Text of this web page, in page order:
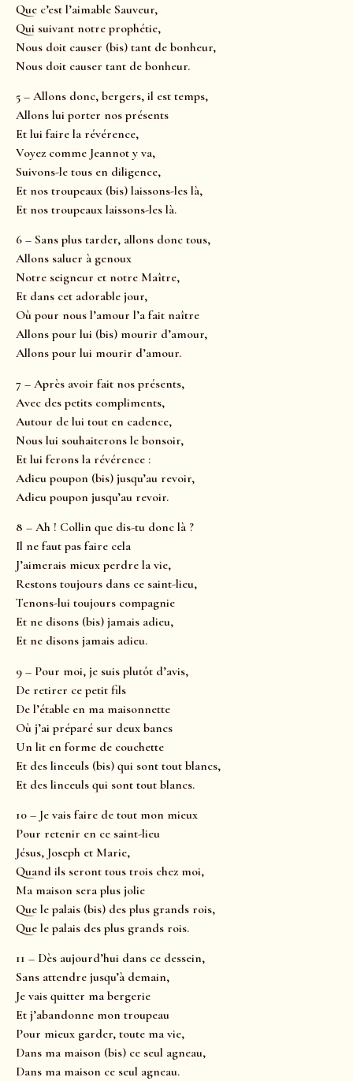
Que c’est l’aimable Sauveur,
Qui suivant notre prophétie,
Nous doit causer (bis) tant de bonheur,
Nous doit causer tant de bonheur.
5 – Allons donc, bergers, il est temps,
Allons lui porter nos présents
Et lui faire la révérence,
Voyez comme Jeannot y va,
Suivons-le tous en diligence,
Et nos troupeaux (bis) laissons-les là,
Et nos troupeaux laissons-les là.
6 – Sans plus tarder, allons donc tous,
Allons saluer à genoux
Notre seigneur et notre Maître,
Et dans cet adorable jour,
Où pour nous l’amour l’a fait naître
Allons pour lui (bis) mourir d’amour,
Allons pour lui mourir d’amour.
7 – Après avoir fait nos présents,
Avec des petits compliments,
Autour de lui tout en cadence,
Nous lui souhaiterons le bonsoir,
Et lui ferons la révérence :
Adieu poupon (bis) jusqu’au revoir,
Adieu poupon jusqu’au revoir.
8 – Ah ! Collin que dis-tu donc là ?
Il ne faut pas faire cela
J’aimerais mieux perdre la vie,
Restons toujours dans ce saint-lieu,
Tenons-lui toujours compagnie
Et ne disons (bis) jamais adieu,
Et ne disons jamais adieu.
9 – Pour moi, je suis plutôt d’avis,
De retirer ce petit fils
De l’étable en ma maisonnette
Où j’ai préparé sur deux bancs
Un lit en forme de couchette
Et des linceuls (bis) qui sont tout blancs,
Et des linceuls qui sont tout blancs.
10 – Je vais faire de tout mon mieux
Pour retenir en ce saint-lieu
Jésus, Joseph et Marie,
Quand ils seront tous trois chez moi,
Ma maison sera plus jolie
Que le palais (bis) des plus grands rois,
Que le palais des plus grands rois.
11 – Dès aujourd’hui dans ce dessein,
Sans attendre jusqu’à demain,
Je vais quitter ma bergerie
Et j’abandonne mon troupeau
Pour mieux garder, toute ma vie,
Dans ma maison (bis) ce seul agneau,
Dans ma maison ce seul agneau.